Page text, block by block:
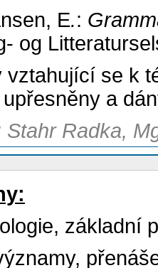
E.:
og
se k
a
Radka,
základní